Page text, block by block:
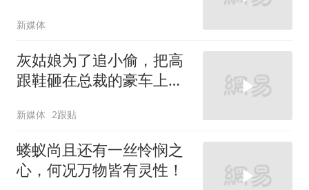
新媒体
灰姑娘为了追小偷，把高
跟鞋砸在总裁的豪车上，
新媒体 2跟贴
蝼蚁尚且还有一丝怜悯之
心，何况万物皆有灵性！